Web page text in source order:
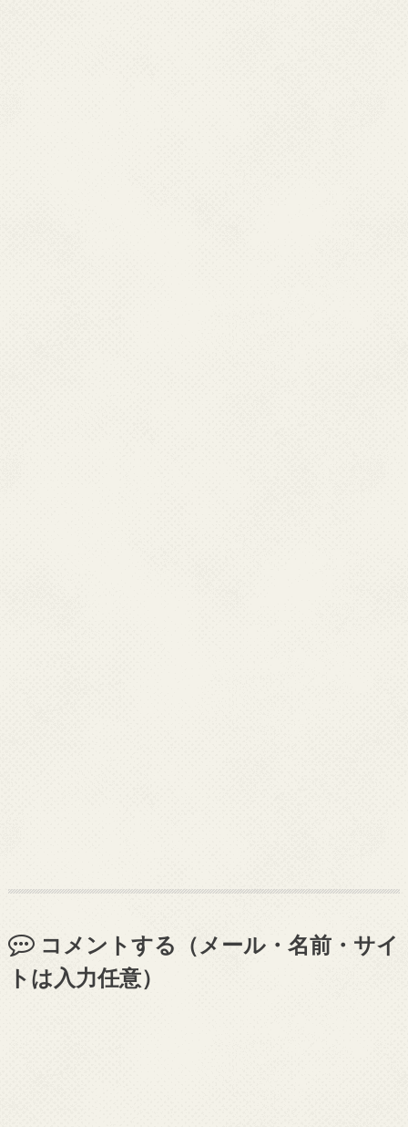
コメントする（メール・名前・サイ
トは入力任意）